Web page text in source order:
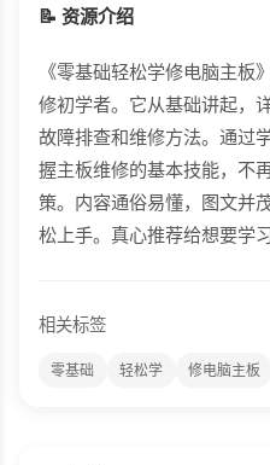
📝 资源介绍
《零基础轻松学修电脑主板
修初学者。它从基础讲起，
故障排查和维修方法。通过
握主板维修的基本技能，不
策。内容通俗易懂，图文并
松上手。真心推荐给想要学
相关标签
零基础 轻松学 修电脑主板